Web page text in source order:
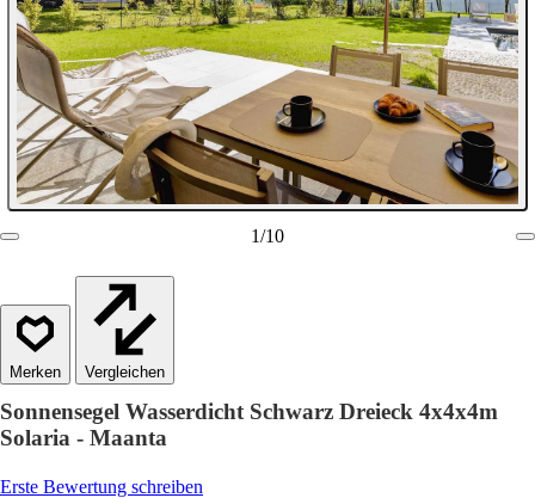
1/10
Vergleichen
Sonnensegel Wasserdicht Schwarz Dreieck 4x4x4m
Solaria - Maanta
Erste Bewertung schreiben